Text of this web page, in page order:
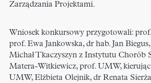
Zarządzania Projektami.
Wniosek konkursowy przygotowali:
prof. Ewa Jankowska, dr hab. Jan
Michał Tkaczyszyn z Instytutu Chorób
Matera-Witkiewicz, prof. UMW,
UMW, Elżbieta Olejnik, dr Renata